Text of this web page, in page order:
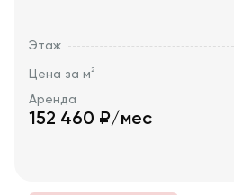
Этаж
Цена за м2
Аренда
152 460 ₽/мес